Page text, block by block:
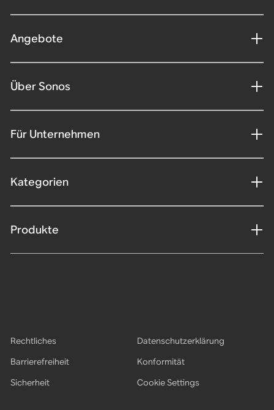
Angebote
Über Sonos
Für Unternehmen
Kategorien
Produkte
Rechtliches
Datenschutzerklärung
Barrierefreiheit
Konformität
Sicherheit
Cookie Settings